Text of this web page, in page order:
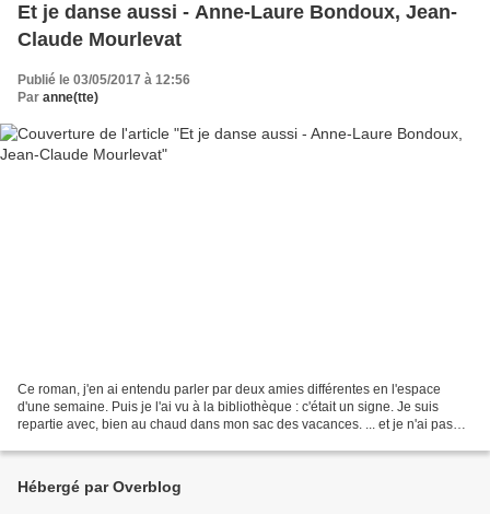
Et je danse aussi - Anne-Laure Bondoux, Jean-
Claude Mourlevat
Publié le 03/05/2017 à 12:56
Par anne(tte)
Ce roman, j'en ai entendu parler par deux amies différentes en l'espace
d'une semaine. Puis je l'ai vu à la bibliothèque : c'était un signe. Je suis
repartie avec, bien au chaud dans mon sac des vacances. ... et je n'ai pas
Hébergé par Overblog